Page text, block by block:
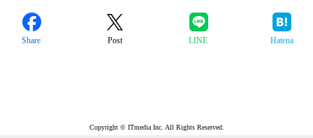
Share Post LINE Hatena
Copyright © ITmedia Inc. All Rights Reserved.